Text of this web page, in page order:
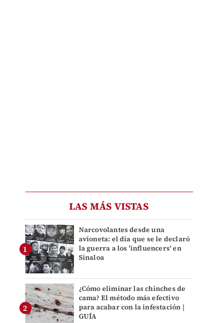
LAS MÁS VISTAS
Narcovolantes desde una
avioneta: el día que se le declaró
la guerra a los 'influencers' en
Sinaloa
¿Cómo eliminar las chinches de
cama? El método más efectivo
para acabar con la infestación |
GUÍA